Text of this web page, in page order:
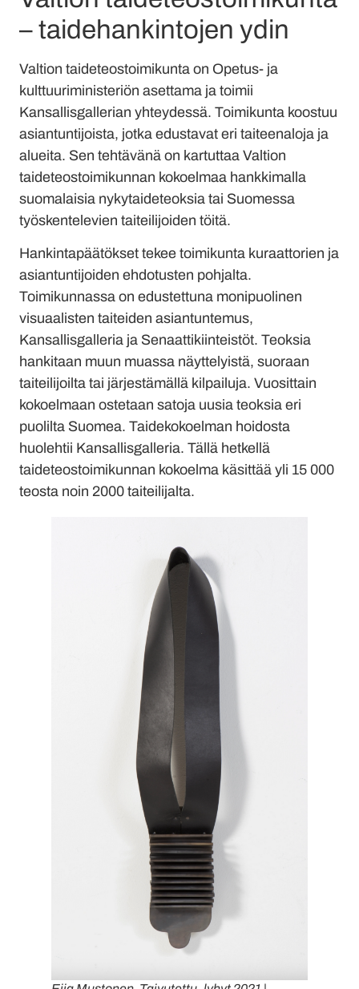
– taidehankintojen ydin
Valtion taideteostoimikunta on Opetus- ja
kulttuuriministeriön asettama ja toimii
Kansallisgallerian yhteydessä. Toimikunta koostuu
asiantuntijoista, jotka edustavat eri taiteenaloja ja
alueita. Sen tehtävänä on kartuttaa Valtion
taideteostoimikunnan kokoelmaa hankkimalla
suomalaisia nykytaideteoksia tai Suomessa
työskentelevien taiteilijoiden töitä.
Hankintapäätökset tekee toimikunta kuraattorien ja
asiantuntijoiden ehdotusten pohjalta.
Toimikunnassa on edustettuna monipuolinen
visuaalisten taiteiden asiantuntemus,
Kansallisgalleria ja Senaattikiinteistöt. Teoksia
hankitaan muun muassa näyttelyistä, suoraan
taiteilijoilta tai järjestämällä kilpailuja. Vuosittain
kokoelmaan ostetaan satoja uusia teoksia eri
puolilta Suomea. Taidekokoelman hoidosta
huolehtii Kansallisgalleria. Tällä hetkellä
taideteostoimikunnan kokoelma käsittää yli 15 000
teosta noin 2000 taiteilijalta.